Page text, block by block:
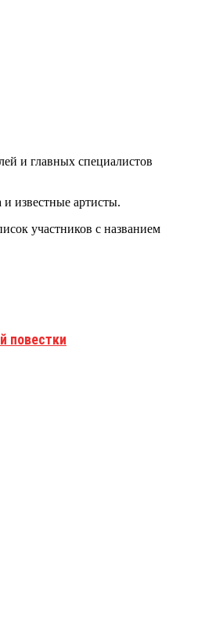
и главных специалистов
артисты.
участников с названием
повестки